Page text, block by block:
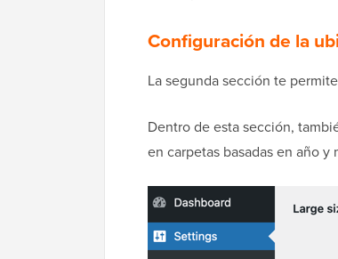
Configuración de la
La segunda sección te
Dentro de esta sección,
en carpetas basadas en año y